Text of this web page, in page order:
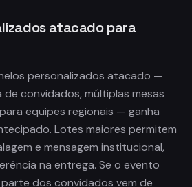
atacado para
personalizados atacado —
convidados, múltiplas mesas
equipes regionais — ganha
Lotes maiores permitem
e mensagem institucional,
na entrega. Se o evento
dos convidados vem de